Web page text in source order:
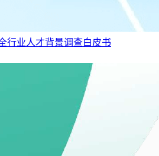
行业人才背景调查白皮书